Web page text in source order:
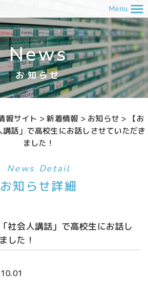
Menu
News
お知らせ
報サイト > 新着情報 > お知らせ >
【お
話」で高校生にお話しさせていただき
ました！
News Detail
お知らせ詳細
社会人講話」で高校生にお話し
した！